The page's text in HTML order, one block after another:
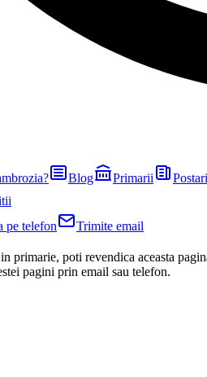
Blog Primarii
pe telefon
Trimite email
primarie, poti revendica aceasta
pagini prin email sau telefon.